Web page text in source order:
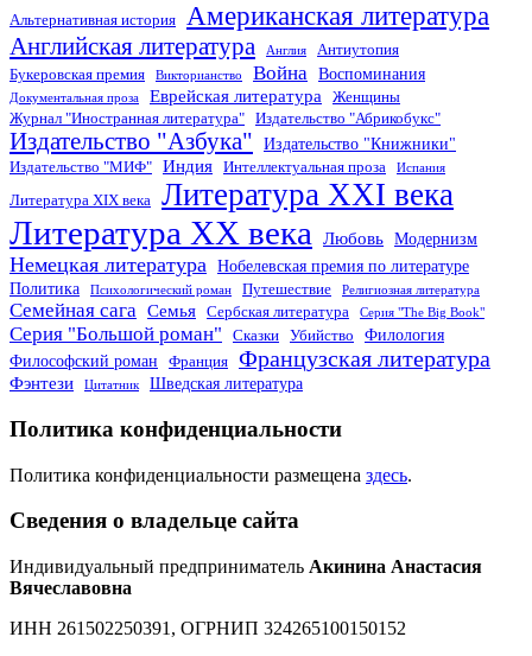
Альтернативная история Американская литература
Английская литература Англия
Антиутопия
Букеровская премия
Викторианство Война Воспоминания
Документальная проза Еврейская литература
Женщины
Журнал "Иностранная литература"
Издательство "Абрикобукс"
Издательство "Азбука" Издательство "Книжники"
Издательство "МИФ" Индия Интеллектуальная проза Испания
Литература XIX века Литература XXI века
Литература XX века Любовь Модернизм
Немецкая литература Нобелевская премия по литературе
Политика
Психологический роман Путешествие Религиозная литература
Семейная сага Семья Сербская литература Серия "The Big Book"
Серия "Большой роман" Сказки Убийство
Филология
Философский роман
Франция Французская литература
Фэнтези Цитатник Шведская литература
Политика конфиденциальности
Политика конфиденциальности размещена здесь.
Сведения о владельце сайта
Индивидуальный предприниматель Акинина Анастасия
Вячеславовна
ИНН 261502250391, ОГРНИП 324265100150152